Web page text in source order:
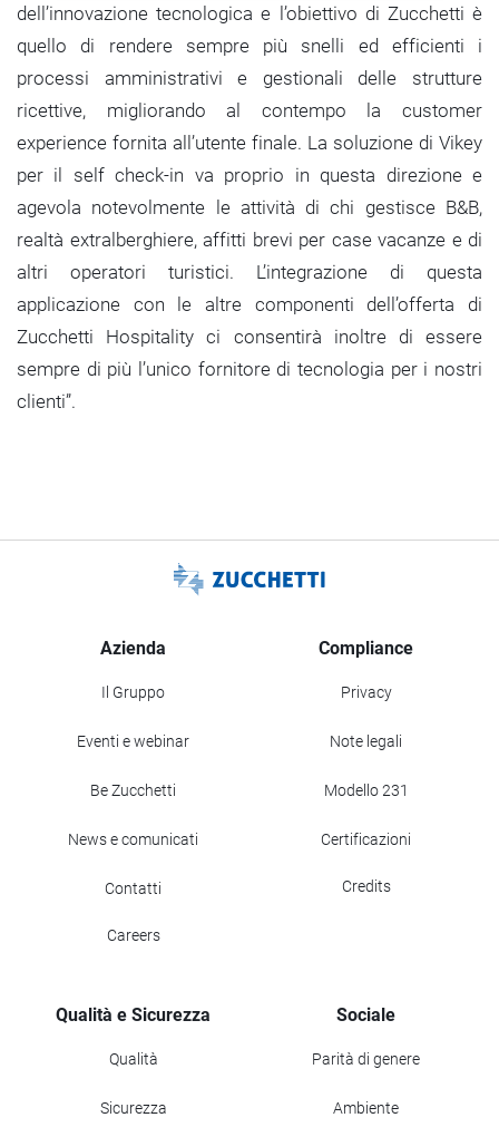
dell’innovazione tecnologica e l’obiettivo di Zucchetti è
quello di rendere sempre più snelli ed efficienti i
processi amministrativi e gestionali delle strutture
ricettive, migliorando al contempo la customer
experience fornita all’utente finale. La soluzione di Vikey
per il self check-in va proprio in questa direzione e
agevola notevolmente le attività di chi gestisce B&B,
realtà extralberghiere, affitti brevi per case vacanze e di
altri operatori turistici. L’integrazione di questa
applicazione con le altre componenti dell’offerta di
Zucchetti Hospitality ci consentirà inoltre di essere
sempre di più l’unico fornitore di tecnologia per i nostri
clienti”.
Azienda
Il Gruppo
Eventi e webinar
Be Zucchetti
News e comunicati
Contatti
Careers
Compliance
Privacy
Note legali
Modello 231
Certificazioni
Credits
Qualità e Sicurezza
Qualità
Sicurezza
Sociale
Parità di genere
Ambiente